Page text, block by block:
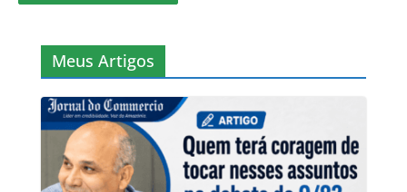
Meus Artigos